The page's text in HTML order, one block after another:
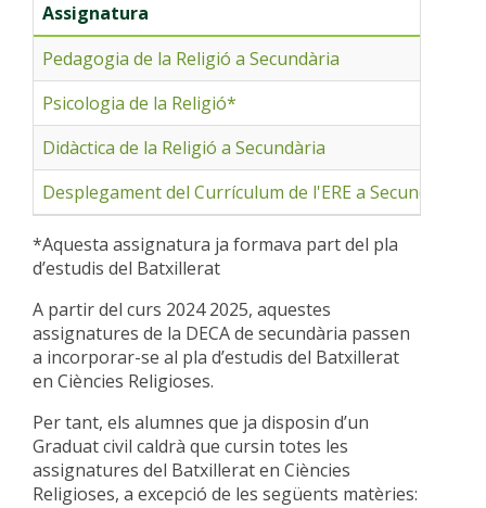
Assignatura
Pedagogia de la Religió a Secundària
Psicologia de la Religió*
Didàctica de la Religió a Secundària
Desplegament del Currículum de l'ERE a Secundària
*Aquesta assignatura ja formava part del pla
d’estudis del Batxillerat
A partir del curs 2024 2025, aquestes
assignatures de la DECA de secundària passen
a incorporar-se al pla d’estudis del Batxillerat
en Ciències Religioses.
Per tant, els alumnes que ja disposin d’un
Graduat civil caldrà que cursin totes les
assignatures del Batxillerat en Ciències
Religioses, a excepció de les següents matèries: